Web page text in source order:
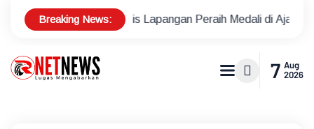
Breaking News:
Tenis Lapangan Peraih Medali di Ajang Porprov
7 Aug
2026